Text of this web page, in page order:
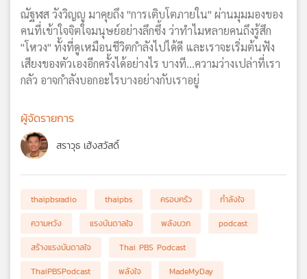
ณัฐฬส วังวิญญู มาคุยถึง "การเติบโตภายใน" ผ่านมุมมองของ
คนที่เข้าใจจิตใจมนุษย์อย่างลึกซึ้ง ว่าทำไมหลายคนถึงรู้สึก
"โหวง" ทั้งที่ดูเหมือนชีวิตกำลังไปได้ดี และเราจะเริ่มต้นฟัง
เสียงของตัวเองอีกครั้งได้อย่างไร บางที...ความว่างเปล่าที่เรา
กลัว อาจกำลังบอกอะไรบางอย่างกับเราอยู่
ผู้จัดรายการ
สราวุธ เฮ้งสวัสดิ์
thaipbsradio thaipbs ครอบครัว
กำลังใจ
ความหวัง
แรงบันดาลใจ พลังบวก
podcast
สร้างแรงบันดาลใจ
Thai PBS Podcast
ThaiPBSPodcast
พลังใจ
MadeMyDay